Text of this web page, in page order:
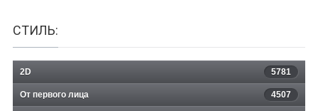
СТИЛЬ:
2D 5781
От первого лица 4507